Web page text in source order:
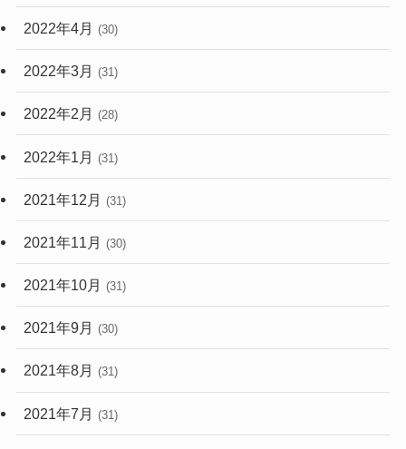
2022年4月 (30)
2022年3月 (31)
2022年2月 (28)
2022年1月 (31)
2021年12月 (31)
2021年11月 (30)
2021年10月 (31)
2021年9月 (30)
2021年8月 (31)
2021年7月 (31)